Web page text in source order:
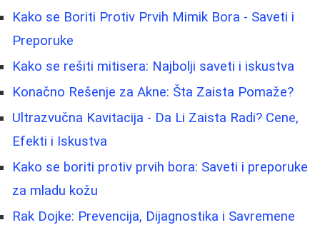
Kako se Boriti Protiv Prvih Mimik Bora - Saveti i
Preporuke
Kako se rešiti mitisera: Najbolji saveti i iskustva
Konačno Rešenje za Akne: Šta Zaista Pomaže?
Ultrazvučna Kavitacija - Da Li Zaista Radi? Cene,
Efekti i Iskustva
Kako se boriti protiv prvih bora: Saveti i preporuke
za mladu kožu
Rak Dojke: Prevencija, Dijagnostika i Savremene